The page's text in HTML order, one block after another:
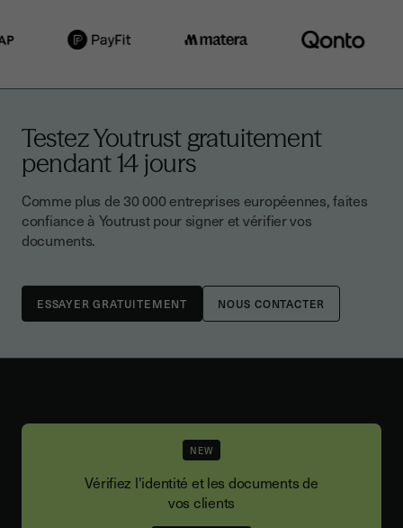
Testez Youtrust gratuitement
pendant 14 jours
Comme plus de 30 000 entreprises européennes, faites
confiance à Youtrust pour signer et vérifier vos
documents.
NOUS CONTACTER
NEW
Vérifiez l'identité et les documents de
vos clients